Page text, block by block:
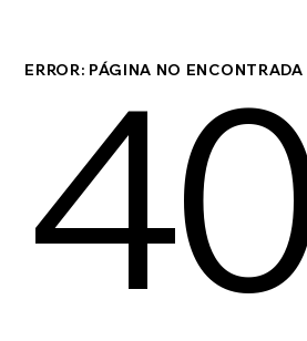
ERROR: PÁGINA NO ENCONTRADA